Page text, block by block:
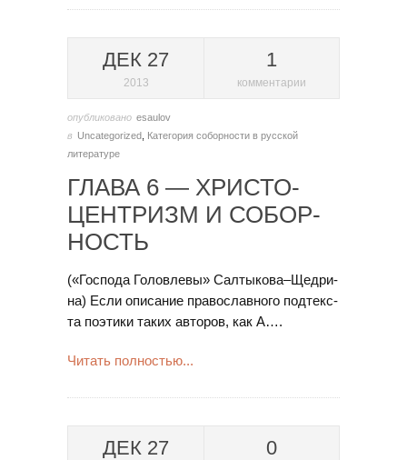
ДЕК 27
2013
1
комментарии
опубликовано esaulov
в Uncategorized Категория соборности в русской
литературе
ГЛА­ВА 6 — ХРИ­С­ТО­
ЦЕН­Т­РИЗМ И СО­БОР­
НОСТЬ
(«Гос­по­да Го­ло­вле­вы» Сал­ты­ко­ва–Ще­д­ри­
на) Ес­ли опи­са­ние пра­во­слав­но­го под­тек­с­
та по­эти­ки та­ких ав­то­ров, как А….
Читать полностью...
ДЕК 27 0